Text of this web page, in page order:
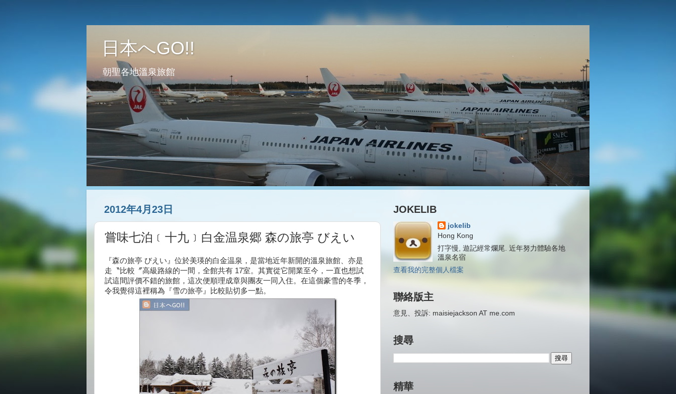
日本へGO!!
朝聖各地溫泉旅館
2012年4月23日
嘗味七泊﹝十九﹞白金温泉郷 森の旅亭 びえい
『森の旅亭 びえい』位於美瑛的白金温泉，是當地近年新開的溫泉旅館、亦是
走〝比較〞高級路線的一間，全館共有 17室。其實從它開業至今，一直也想試
試這間評價不錯的旅館，這次便順理成章與團友一同入住。在這個豪雪的冬季，
令我覺得這裡稱為『雪の旅亭』比較貼切多一點。
JOKELIB
jokelib
Hong Kong
打字慢, 遊記經常爛尾. 近年努力體驗各地
溫泉名宿
查看我的完整個人檔案
聯絡版主
意見、投訴: maisiejackson AT me.com
搜尋
精華